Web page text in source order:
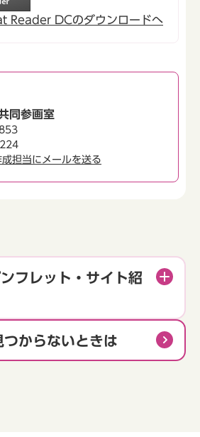
Reader DCのダウンロードへ
同参画室
担当にメールを送る
フレット・サイト紹
つからないときは